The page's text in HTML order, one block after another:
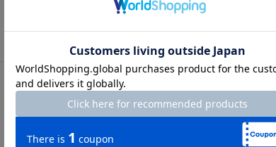
裏地
ポケット